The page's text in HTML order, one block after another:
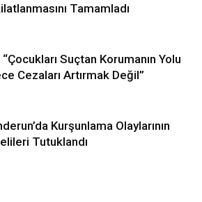
Tamamladı
“Çocukları Suçtan Korumanın Yolu
Cezaları Artırmak Değil”
Kurşunlama Olaylarının
Tutuklandı